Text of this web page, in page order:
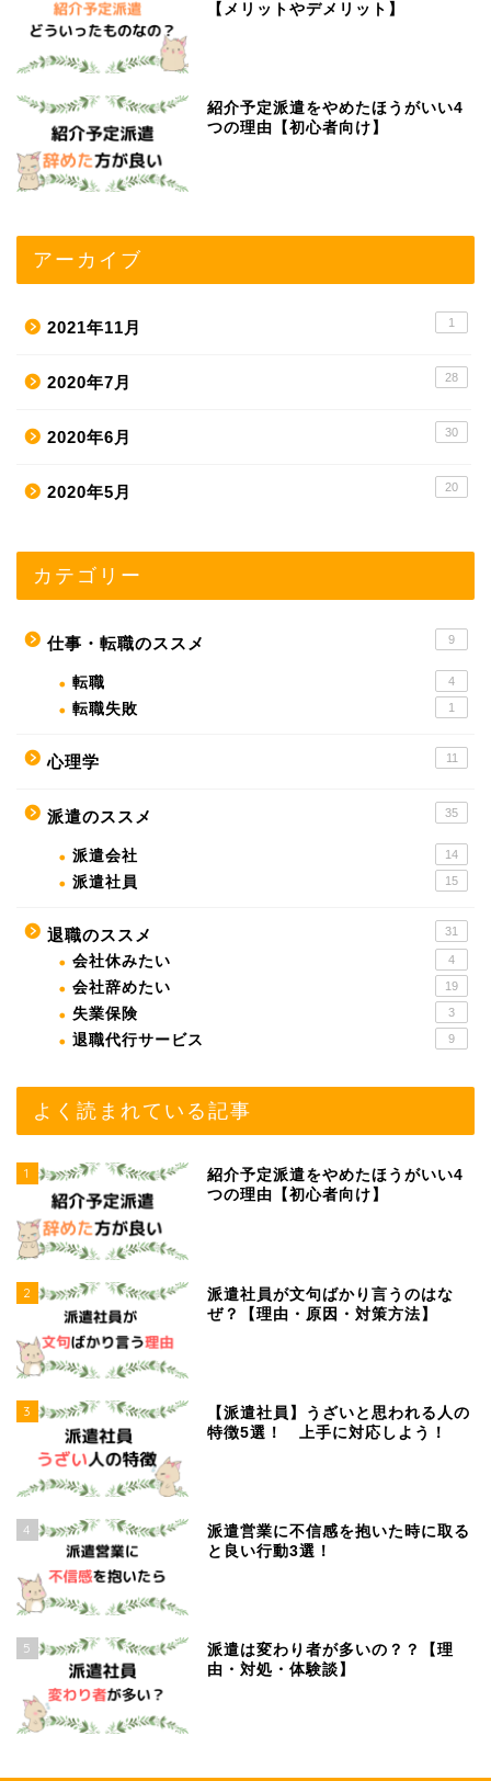
【メリットやデメリット】
紹介予定派遣をやめたほうがいい4
つの理由【初心者向け】
アーカイブ
2021年11月 1
2020年7月 28
2020年6月 30
2020年5月 20
カテゴリー
仕事・転職のススメ 9
転職 4
転職失敗 1
心理学 11
派遣のススメ 35
派遣会社 14
派遣社員 15
退職のススメ 31
会社休みたい 4
会社辞めたい 19
失業保険 3
退職代行サービス 9
よく読まれている記事
1
紹介予定派遣をやめたほうがいい4
つの理由【初心者向け】
2
派遣社員が文句ばかり言うのはな
ぜ？【理由・原因・対策方法】
3
【派遣社員】うざいと思われる人の
特徴5選！ 上手に対応しよう！
4
派遣営業に不信感を抱いた時に取る
と良い行動3選！
5
派遣は変わり者が多いの？？【理
由・対処・体験談】